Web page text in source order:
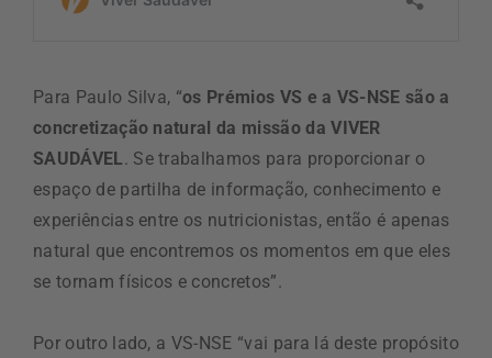
Para Paulo Silva, “os Prémios VS e a VS-NSE são a
concretização natural da missão da VIVER
SAUDÁVEL. Se trabalhamos para proporcionar o
espaço de partilha de informação, conhecimento e
experiências entre os nutricionistas, então é apenas
natural que encontremos os momentos em que eles
se tornam físicos e concretos”.
Por outro lado, a VS-NSE “vai para lá deste propósito